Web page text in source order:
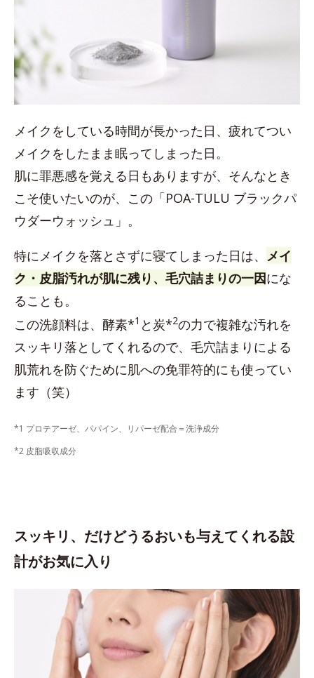
メイクをしている時間が長かった日、疲れてつい
メイクをしたまま眠ってしまった日。
肌に罪悪感を覚える日もありますが、そんなとき
こそ使いたいのが、この「POA-TULU ブラックパ
ウダーウォッシュ」。
特にメイクを落とさずに寝てしまった日は、 メイ
ク・皮脂汚れが肌に残り、毛穴詰まりの一因にな
ることも。
この洗顔料は、酵素*1 と炭*2の力で複雑な汚れを
スッキリ落としてくれるので、毛穴詰まりによる
肌荒れを防ぐために肌への免罪符的にも使ってい
ます（笑）
*1 プロテアーゼ、パパイン、リパーゼ配合＝洗浄成分
*2 皮脂吸収成分
スッキリ、だけどうるおいも与えてくれる設
計がお気に入り